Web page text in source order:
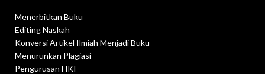
Menerbitkan Buku
Editing Naskah
Konversi Artikel Ilmiah Menjadi Buku
Menurunkan Plagiasi
Pengurusan HKI